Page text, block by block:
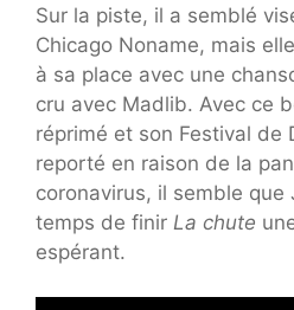
Sur la piste, il a semblé
Chicago Noname, mais
à sa place avec une
cru avec Madlib. Avec ce
réprimé et son Festival de
reporté en raison de la
coronavirus, il semble que
temps de finir La chute
espérant.